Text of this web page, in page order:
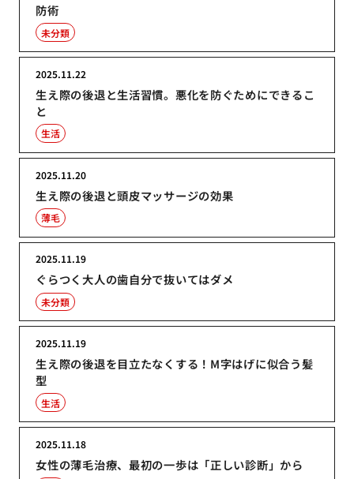
防術
未分類
生え際の後退と生活習慣。悪化を防ぐためにできるこ
と
2025.11.22
生活
生え際の後退と頭皮マッサージの効果
2025.11.20
薄毛
ぐらつく大人の歯自分で抜いてはダメ
2025.11.19
未分類
生え際の後退を目立たなくする！M字はげに似合う髪
型
2025.11.19
生活
女性の薄毛治療、最初の一歩は「正しい診断」から
2025.11.18